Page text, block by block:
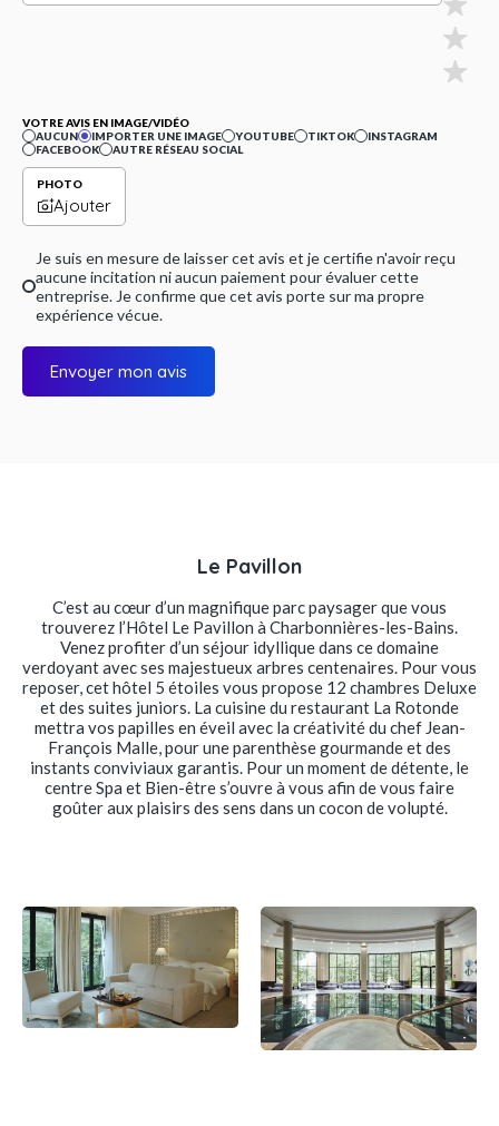
VOTRE AVIS EN IMAGE/VIDÉO
AUCUN
IMPORTER UNE IMAGE YOUTUBE TIKTOK
INSTAGRAM
FACEBOOK
AUTRE RÉSEAU SOCIAL
PHOTO
Ajouter
Je suis en mesure de laisser cet avis et je certifie n'avoir reçu
aucune incitation ni aucun paiement pour évaluer cette
entreprise. Je confirme que cet avis porte sur ma propre
expérience vécue.
Envoyer mon avis
Le Pavillon
C’est au cœur d’un magnifique parc paysager que vous
trouverez l’Hôtel Le Pavillon à Charbonnières-les-Bains.
Venez profiter d’un séjour idyllique dans ce domaine
verdoyant avec ses majestueux arbres centenaires. Pour vous
reposer, cet hôtel 5 étoiles vous propose 12 chambres Deluxe
et des suites juniors. La cuisine du restaurant La Rotonde
mettra vos papilles en éveil avec la créativité du chef Jean-
François Malle, pour une parenthèse gourmande et des
instants conviviaux garantis. Pour un moment de détente, le
centre Spa et Bien-être s’ouvre à vous afin de vous faire
goûter aux plaisirs des sens dans un cocon de volupté.